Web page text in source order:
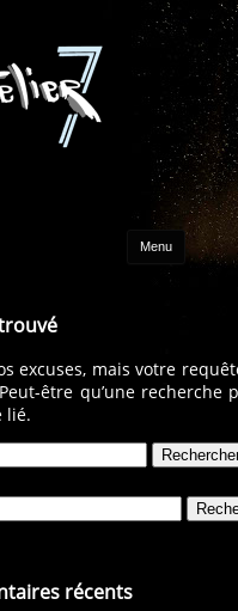
Menu Aller
excuses, mais votre
être qu’une recherche
lié.
récents